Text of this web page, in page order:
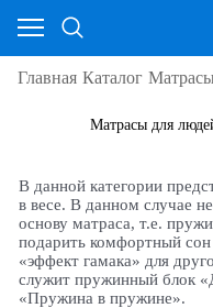
Главная Каталог Матрасы
Матрасы для
В данной категории
в весе. В данном случае
основу матраса, т.е.
подарить комфортный сон
«эффект гамака» для
служит пружинный блок
«Пружина в пружине».